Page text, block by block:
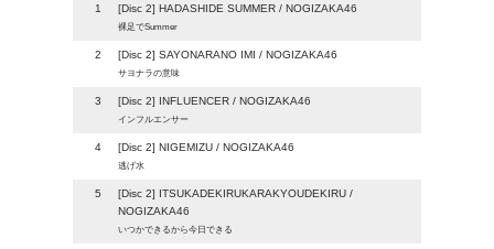
1 [Disc 2] HADASHIDE SUMMER / NOGIZAKA46
裸足でSummer
2 [Disc 2] SAYONARANO IMI / NOGIZAKA46
サヨナラの意味
3 [Disc 2] INFLUENCER / NOGIZAKA46
インフルエンサー
4 [Disc 2] NIGEMIZU / NOGIZAKA46
逃げ水
5
[Disc 2] ITSUKADEKIRUKARAKYOUDEKIRU /
NOGIZAKA46
いつかできるから今日できる